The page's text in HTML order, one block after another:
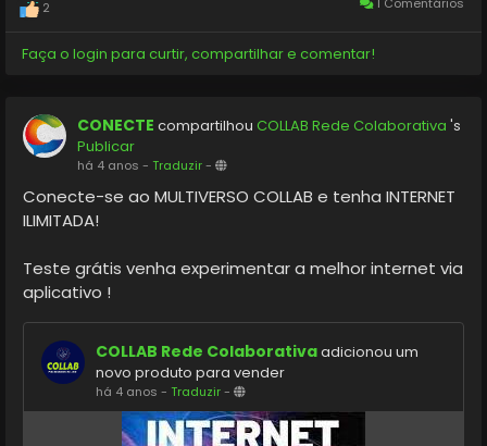
2
Faça o login para curtir, compartilhar e comentar!
CONECTE compartilhou COLLAB Rede Colaborativa 's
Publicar
há 4 anos - Traduzir-
Conecte-se ao MULTIVERSO COLLAB e tenha INTERNET
ILIMITADA!
Teste grátis venha experimentar a melhor internet via
aplicativo !
COLLAB Rede Colaborativaadicionou um
novo produto para vender
há 4 anos - Traduzir-